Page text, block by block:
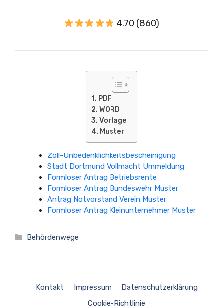
4.70 (860)
PDF
WORD
Vorlage
Muster
Zoll-Unbedenklichkeitsbescheinigung
Stadt Dortmund Vollmacht Ummeldung
Formloser Antrag Betriebsrente
Formloser Antrag Bundeswehr Muster
Antrag Notvorstand Verein Muster
Formloser Antrag Kleinunternehmer Muster
Kategorien
Behördenwege
Kontakt Impressum
Datenschutzerklärung
Cookie-Richtlinie